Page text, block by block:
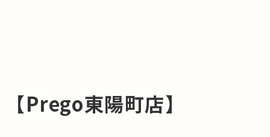
【Prego東陽町店】